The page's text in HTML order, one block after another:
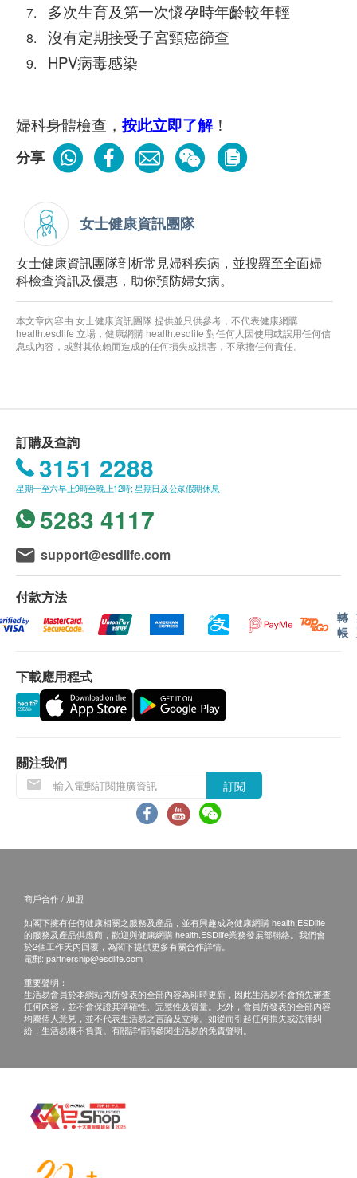
多次生育及第一次懷孕時年齡較年輕
沒有定期接受子宮頸癌篩查
HPV病毒感染
婦科身體檢查， 按此立即了解！
分享
女士健康資訊團隊
女士健康資訊團隊剖析常見婦科疾病，並搜羅至全面婦
科檢查資訊及優惠，助你預防婦女病。
本文章內容由 女士健康資訊團隊 提供並只供參考，不代表健康網購
health.esdlife 立場，健康網購 health.esdlife 對任何人因使用或誤用任何信
息或內容，或對其依賴而造成的任何損失或損害，不承擔任何責任。
訂購及查詢
3151 2288
星期一至六早上9時至晚上12時; 星期日及公眾假期休息
5283 4117
support@esdlife.com
付款方法
轉
帳
下載應用程式
關注我們
訂閱
商戶合作 / 加盟
如閣下擁有任何健康相關之服務及產品，並有興趣成為健康網購 health.ESDlife
的服務及產品供應商，歡迎與健康網購 health.ESDlife業務發展部聯絡。我們會
於2個工作天內回覆，為閣下提供更多有關合作詳情。
電郵: partnership@esdlife.com
重要聲明：
生活易會員於本網站內所發表的全部內容為即時更新，因此生活易不會預先審查
任何內容，並不會保證其準確性、完整性及質量。此外，會員所發表的全部內容
均屬個人意見，並不代表生活易之言論及立場。如從而引起任何損失或法律糾
紛，生活易概不負責。有關詳情請參閱生活易的免責聲明。